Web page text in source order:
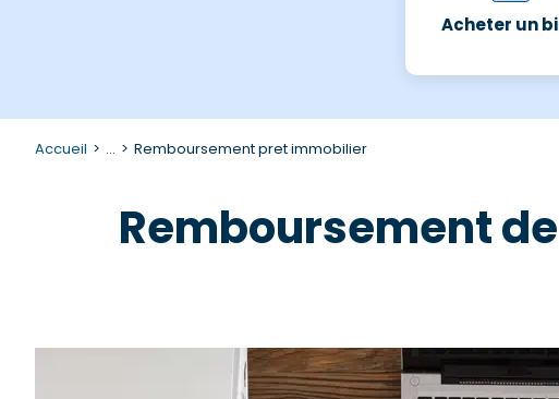
Acheter un
Accueil ... Remboursement pret immobilier
Remboursement